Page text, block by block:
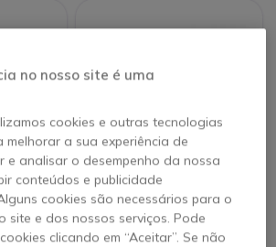
Goal Zero Nomad 10
no nosso site é uma
cookies e outras tecnologias
melhorar a sua experiência de
e analisar o desempenho da nossa
conteúdos e publicidade
cookies são necessários para o
site e dos nossos serviços. Pode
clicando em “Aceitar”. Se não